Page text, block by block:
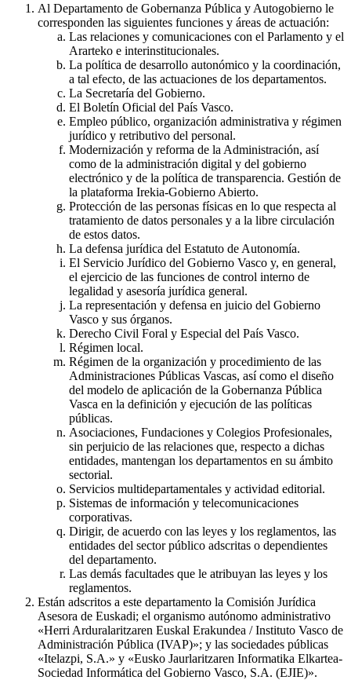
Al Departamento de Gobernanza Pública y Autogobierno le
corresponden las siguientes funciones y áreas de actuación:
Las relaciones y comunicaciones con el Parlamento y el
Ararteko e interinstitucionales.
La política de desarrollo autonómico y la coordinación,
a tal efecto, de las actuaciones de los departamentos.
La Secretaría del Gobierno.
El Boletín Oficial del País Vasco.
Empleo público, organización administrativa y régimen
jurídico y retributivo del personal.
Modernización y reforma de la Administración, así
como de la administración digital y del gobierno
electrónico y de la política de transparencia. Gestión de
la plataforma Irekia-Gobierno Abierto.
Protección de las personas físicas en lo que respecta al
tratamiento de datos personales y a la libre circulación
de estos datos.
La defensa jurídica del Estatuto de Autonomía.
El Servicio Jurídico del Gobierno Vasco y, en general,
el ejercicio de las funciones de control interno de
legalidad y asesoría jurídica general.
La representación y defensa en juicio del Gobierno
Vasco y sus órganos.
Derecho Civil Foral y Especial del País Vasco.
Régimen local.
Régimen de la organización y procedimiento de las
Administraciones Públicas Vascas, así como el diseño
del modelo de aplicación de la Gobernanza Pública
Vasca en la definición y ejecución de las políticas
públicas.
Asociaciones, Fundaciones y Colegios Profesionales,
sin perjuicio de las relaciones que, respecto a dichas
entidades, mantengan los departamentos en su ámbito
sectorial.
Servicios multidepartamentales y actividad editorial.
Sistemas de información y telecomunicaciones
corporativas.
Dirigir, de acuerdo con las leyes y los reglamentos, las
entidades del sector público adscritas o dependientes
del departamento.
Las demás facultades que le atribuyan las leyes y los
reglamentos.
Están adscritos a este departamento la Comisión Jurídica
Asesora de Euskadi; el organismo autónomo administrativo
«Herri Arduralaritzaren Euskal Erakundea / Instituto Vasco de
Administración Pública (IVAP)»; y las sociedades públicas
«Itelazpi, S.A.» y «Eusko Jaurlaritzaren Informatika Elkartea-
Sociedad Informática del Gobierno Vasco, S.A. (EJIE)».